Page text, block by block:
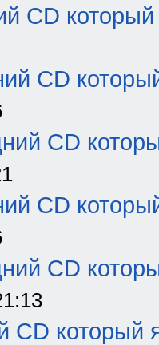
CD который
CD
CD
CD
CD
CD который